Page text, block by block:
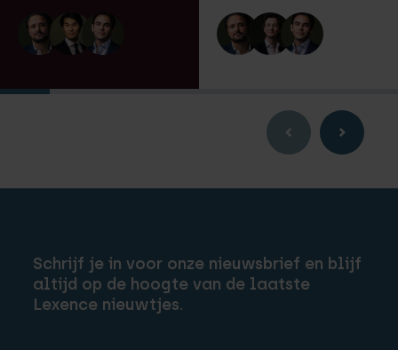
Schrijf je in voor onze nieuwsbrief en blijf
altijd op de hoogte van de laatste
Lexence nieuwtjes.